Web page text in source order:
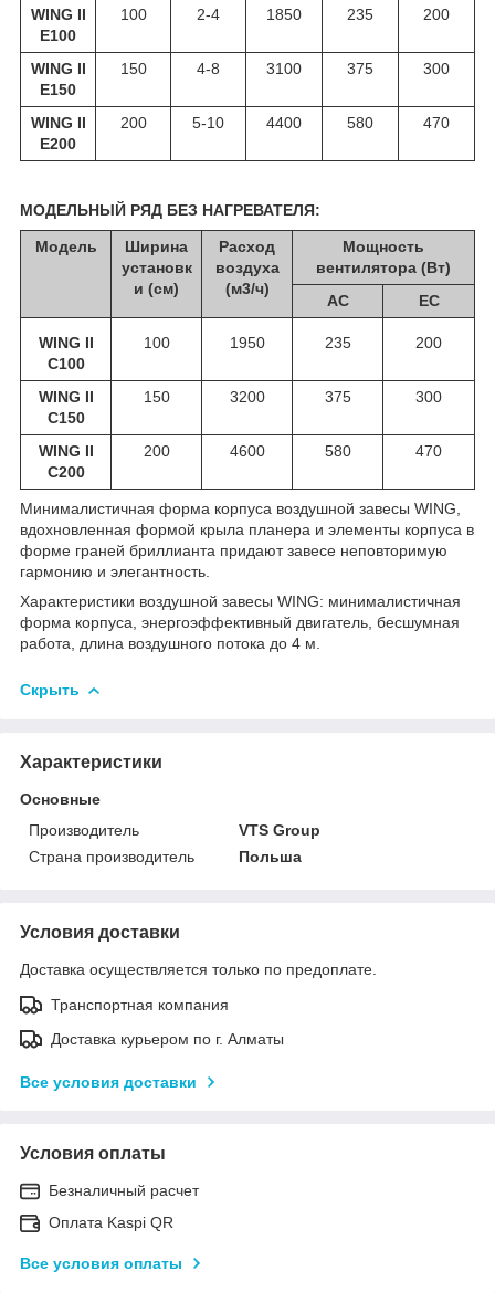
WING II
E100
100 2-4 1850 235 200
WING II
E150
150 4-8 3100 375 300
WING II
E200
200 5-10 4400 580 470
МОДЕЛЬНЫЙ РЯД БЕЗ НАГРЕВАТЕЛЯ:
Модель
Ширина
установк
и (см)
Расход
воздуха
(м3/ч)
Мощность
вентилятора (Вт)
АС
ЕС
WING II
С100
100 1950 235 200
WING II
С150
150 3200 375 300
WING II
С200
200 4600 580 470
Минималистичная форма корпуса воздушной завесы WING,
вдохновленная формой крыла планера и элементы корпуса в
форме граней бриллианта придают завесе неповторимую
гармонию и элегантность.
Характеристики воздушной завесы WING: минималистичная
форма корпуса, энергоэффективный двигатель, бесшумная
работа, длина воздушного потока до 4 м.
Скрыть
Характеристики
Основные
Производитель
VTS Group
Страна производитель
Польша
Условия доставки
Доставка осуществляется только по предоплате.
Транспортная компания
Доставка курьером по г. Алматы
Все условия доставки
Условия оплаты
Безналичный расчет
Оплата Kaspi QR
Все условия оплаты